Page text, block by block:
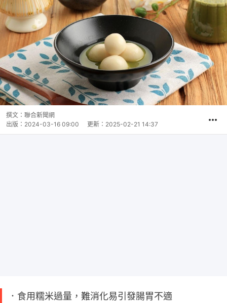
撰文： 聯合新聞網
出版： 2024-03-16 09:00 更新： 2025-02-21 14:37
．食用糯米過量，難消化易引發腸胃不適